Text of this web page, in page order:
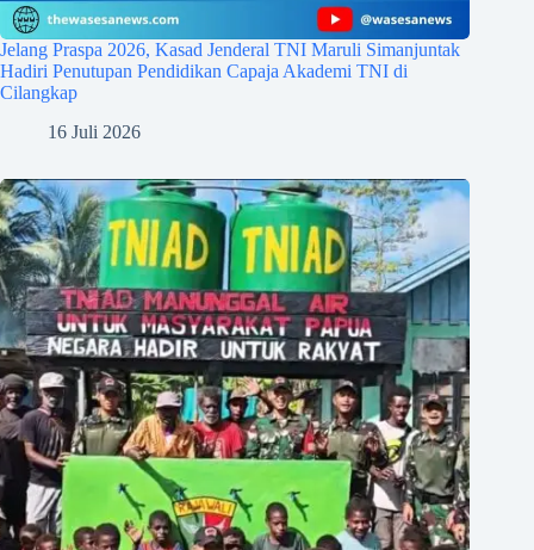
Jelang Praspa 2026, Kasad Jenderal TNI Maruli Simanjuntak
Hadiri Penutupan Pendidikan Capaja Akademi TNI di
Cilangkap
16 Juli 2026